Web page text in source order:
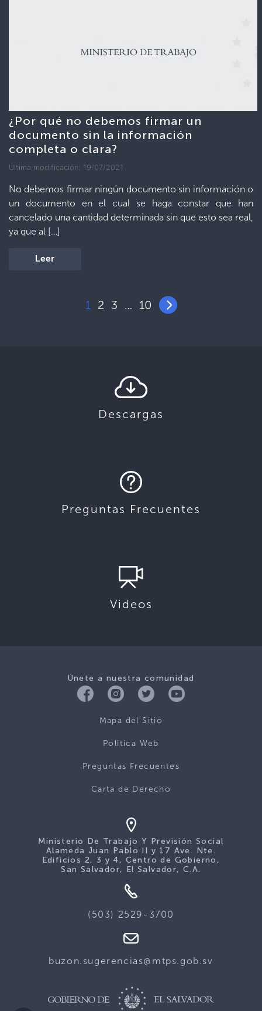
¿Por qué no debemos firmar un
documento sin la información
completa o clara?
Última modificación: 19/07/2021
No debemos firmar ningún documento sin información o
un documento en el cual se haga constar que han
cancelado una cantidad determinada sin que esto sea real,
ya que al […]
Leer
1 2 3 … 10
Descargas
Preguntas Frecuentes
Videos
Únete a nuestra comunidad
Mapa del Sitio
Politica Web
Preguntas Frecuentes
Carta de Derecho
Ministerio De Trabajo Y Previsión Social
Alameda Juan Pablo II y 17 Ave. Nte.
Edificios 2, 3 y 4, Centro de Gobierno,
San Salvador, El Salvador, C.A.
(503) 2529-3700
buzon.sugerencias@mtps.gob.sv